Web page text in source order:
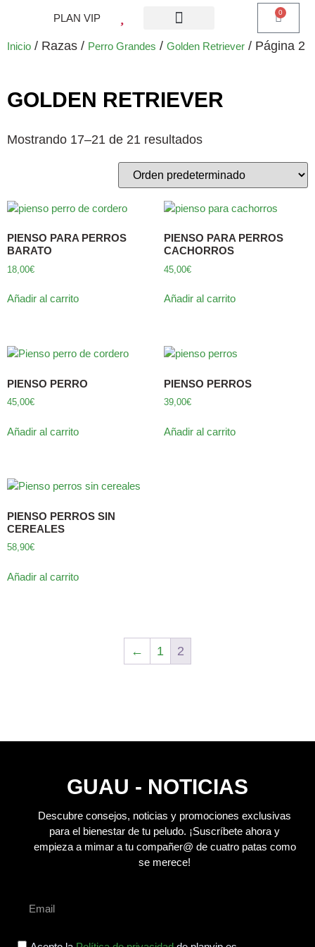
PLAN VIP 0
Inicio / Razas / Perro Grandes / Golden Retriever / Página 2
GOLDEN RETRIEVER
Mostrando 17–21 de 21 resultados
PIENSO PARA PERROS
BARATO
18,00€
Añadir al carrito
PIENSO PARA PERROS
CACHORROS
45,00€
Añadir al carrito
PIENSO PERRO
45,00€
Añadir al carrito
PIENSO PERROS
39,00€
Añadir al carrito
PIENSO PERROS SIN
CEREALES
58,90€
Añadir al carrito
← 1 2
GUAU - NOTICIAS
Descubre consejos, noticias y promociones exclusivas
para el bienestar de tu peludo. ¡Suscríbete ahora y
empieza a mimar a tu compañer@ de cuatro patas como
se merece!